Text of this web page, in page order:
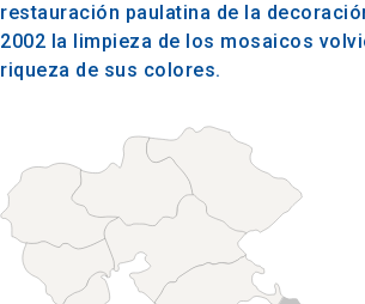
restauración paulatina de la
2002 la limpieza de los mosaicos
riqueza de sus colores.